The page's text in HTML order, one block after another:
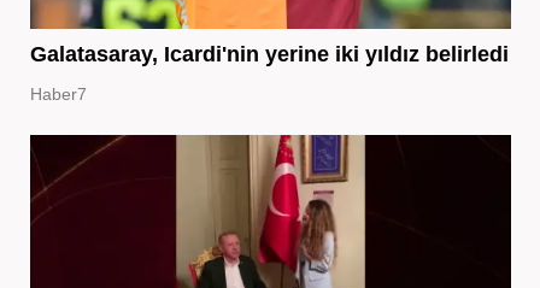
Galatasaray, Icardi'nin yerine iki yıldız belirledi
Haber7